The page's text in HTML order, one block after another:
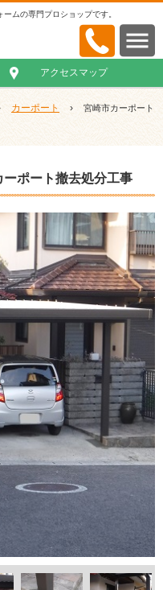
ムの専門プロショップです。
アクセスマップ
カーポート ›
宮崎市カーポート
ポート撤去処分工事